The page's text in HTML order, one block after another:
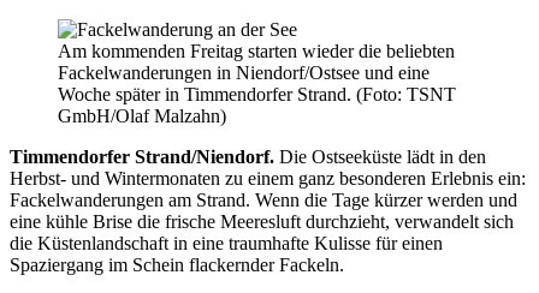
Am kommenden Freitag starten wieder die beliebten
Fackelwanderungen in Niendorf/Ostsee und eine
Woche später in Timmendorfer Strand. (Foto: TSNT
GmbH/Olaf Malzahn)
Timmendorfer Strand/Niendorf. Die Ostseeküste lädt in den
Herbst- und Wintermonaten zu einem ganz besonderen Erlebnis ein:
Fackelwanderungen am Strand. Wenn die Tage kürzer werden und
eine kühle Brise die frische Meeresluft durchzieht, verwandelt sich
die Küstenlandschaft in eine traumhafte Kulisse für einen
Spaziergang im Schein flackernder Fackeln.